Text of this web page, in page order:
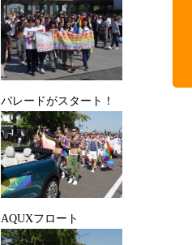
パレードがスタート！
AQUXフロート